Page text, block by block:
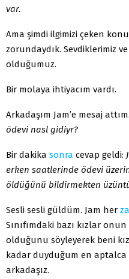
var.
Ama şimdi ilgimizi çeken
zorundaydık. Sevdiklerimiz ve
olduğumuz.
Bir molaya ihtiyacım vardı.
Arkadaşım Jam’e mesaj attım.
ödevi nasl gidiyr?
Bir dakika sonra cevap geldi:
erken saatlerinde ödevi
öldüğünü bildirmekten
Sesli sesli güldüm. Jam her
Sınıfımdaki bazı kızlar
olduğunu söyleyerek beni
kadar duyduğum en aptalca
arkadaşız.